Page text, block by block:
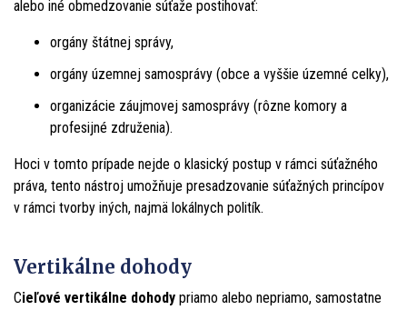
alebo iné obmedzovanie súťaže postihovať:
orgány štátnej správy,
orgány územnej samosprávy (obce a vyššie územné celky),
organizácie záujmovej samosprávy (rôzne komory a
profesijné združenia).
Hoci v tomto prípade nejde o klasický postup v rámci súťažného
práva, tento nástroj umožňuje presadzovanie súťažných princípov
v rámci tvorby iných, najmä lokálnych politík.
Vertikálne dohody
Cieľové vertikálne dohody priamo alebo nepriamo, samostatne